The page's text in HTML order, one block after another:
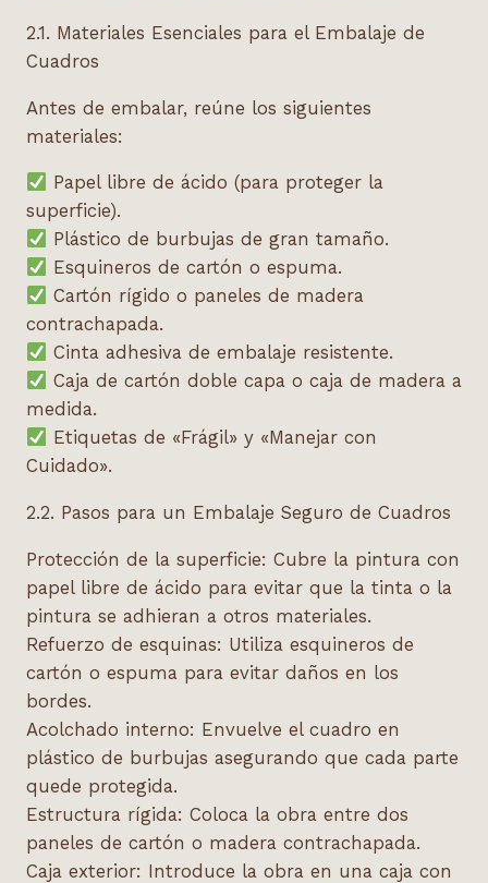
2.1. Materiales Esenciales para el Embalaje de
Cuadros
Antes de embalar, reúne los siguientes
materiales:
Papel libre de ácido (para proteger la
superficie).
Plástico de burbujas de gran tamaño.
Esquineros de cartón o espuma.
Cartón rígido o paneles de madera
contrachapada.
Cinta adhesiva de embalaje resistente.
Caja de cartón doble capa o caja de madera a
medida.
Etiquetas de «Frágil» y «Manejar con
Cuidado».
2.2. Pasos para un Embalaje Seguro de Cuadros
Protección de la superficie: Cubre la pintura con
papel libre de ácido para evitar que la tinta o la
pintura se adhieran a otros materiales.
Refuerzo de esquinas: Utiliza esquineros de
cartón o espuma para evitar daños en los
bordes.
Acolchado interno: Envuelve el cuadro en
plástico de burbujas asegurando que cada parte
quede protegida.
Estructura rígida: Coloca la obra entre dos
paneles de cartón o madera contrachapada.
Caja exterior: Introduce la obra en una caja con